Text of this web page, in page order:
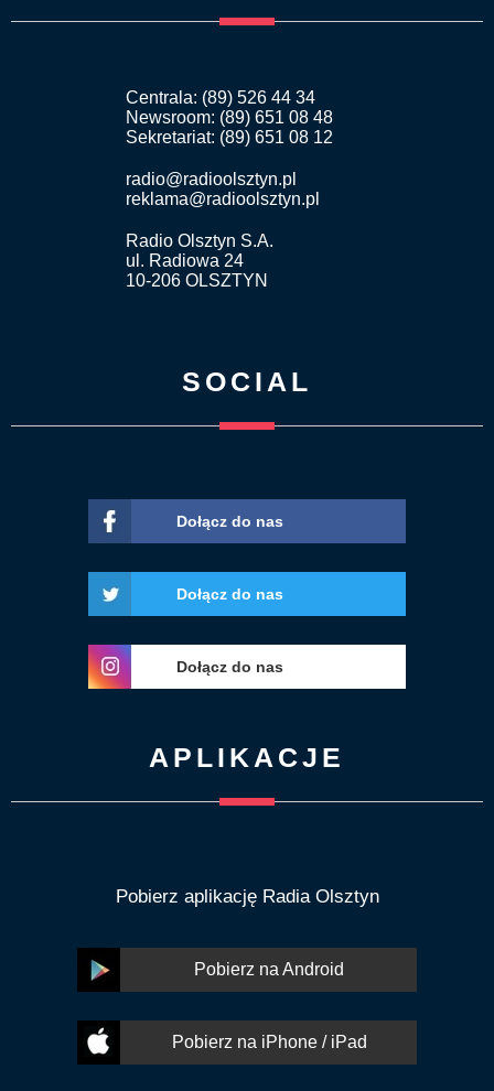
Centrala: (89) 526 44 34
Newsroom: (89) 651 08 48
Sekretariat: (89) 651 08 12
radio@radioolsztyn.pl
reklama@radioolsztyn.pl
Radio Olsztyn S.A.
ul. Radiowa 24
10-206 OLSZTYN
SOCIAL
Dołącz do nas
Dołącz do nas
Dołącz do nas
APLIKACJE
Pobierz aplikację Radia Olsztyn
Pobierz na Android
Pobierz na iPhone / iPad